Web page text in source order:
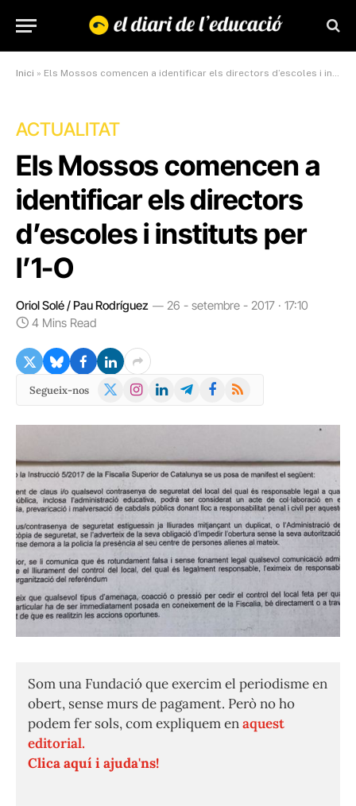
Inici » Els Mossos comencen a identificar els directors d’escoles i instituts per l’1-O
ACTUALITAT
Els Mossos comencen a
identificar els directors
d’escoles i instituts per
l’1-O
Oriol Solé / Pau Rodríguez
26 - setembre - 2017 · 17:10
4 Mins Read
Segueix-nos
X
Instagram
LinkedInTelegramFacebook
RSS
Som una Fundació que exercim el periodisme en
obert, sense murs de pagament. Però no ho
podem fer sols, com expliquem enaquest
editorial.
Clica aquí i ajuda'ns!